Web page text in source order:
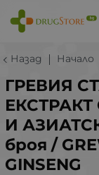
Назад Начало
ГРЕВИЯ
И
броя /
GINSENG